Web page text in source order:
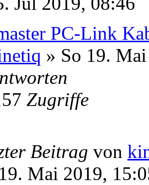
PC-Link
» So 19.
Zugriffe
Beitrag von
Mai 2019,